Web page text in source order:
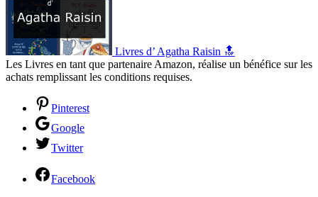
Livres d’ Agatha Raisin 🔝
Les Livres en tant que partenaire Amazon, réalise un bénéfice sur les
achats remplissant les conditions requises.
Pinterest
Google
Twitter
Facebook